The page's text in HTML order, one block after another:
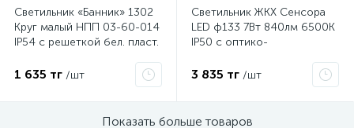
Светильник «Банник» 1302
Круг малый НПП 03-60-014
IP54 с решеткой бел. пласт.
1 635 тг /шт
Светильник ЖКХ Сенсора
LED ф133 7Вт 840лм 6500К
IP50 с оптико-
(инд. упак.) Элетех
3 835 тг /шт
Показать больше товаров